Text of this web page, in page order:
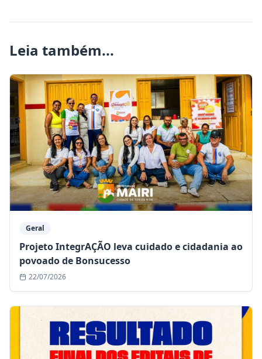
Leia também...
Geral
Projeto IntegrAÇÃO leva cuidado e cidadania ao
povoado de Bonsucesso
22/07/2026